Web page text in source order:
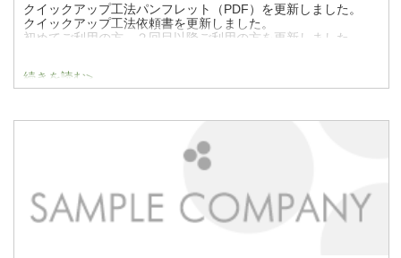
クイックアップ工法パンフレット（PDF）を更新しました。
クイックアップ工法依頼書を更新しました。
初めてご利用の方、２回目以降ご利用の方を更新しました。
続きを読む>